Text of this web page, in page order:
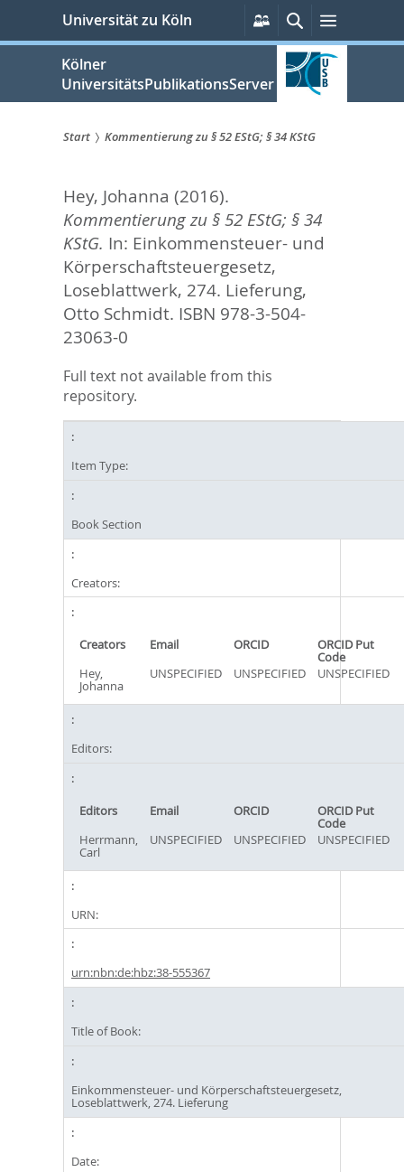
springen
Universität zu Köln
Persönliche
Services
SucheMenü
Kölner
UniversitätsPublikationsServer
sind
hier:
Start Kommentierung zu § 52 EStG; § 34 KStG
Hey, Johanna (2016).
Kommentierung zu § 52 EStG; § 34
KStG. In: Einkommensteuer- und
Körperschaftsteuergesetz,
Loseblattwerk, 274. Lieferung,
Otto Schmidt. ISBN 978-3-504-
23063-0
Full text not available from this
repository.
Item Type:
Book Section
Creators:
Creators Email ORCID ORCID Put
Code
Hey,
Johanna
UNSPECIFIED UNSPECIFIED UNSPECIFIED
Editors:
Editors Email ORCID ORCID Put
Code
Herrmann,
Carl
UNSPECIFIED UNSPECIFIED UNSPECIFIED
URN:
urn:nbn:de:hbz:38-555367
Title of Book:
Einkommensteuer- und Körperschaftsteuergesetz,
Loseblattwerk, 274. Lieferung
Date: